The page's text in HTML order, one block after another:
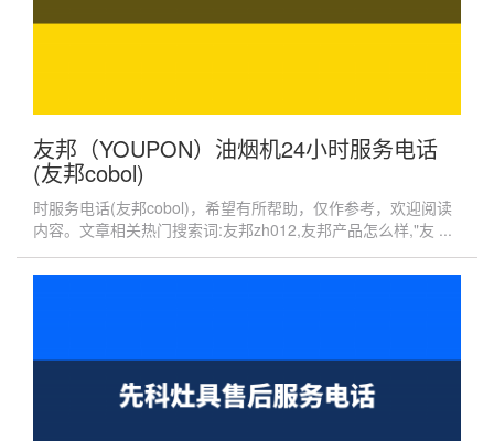
友邦（YOUPON）油烟机24小时服务电话
(友邦cobol)
时服务电话(友邦cobol)，希望有所帮助，仅作参考，欢迎阅读
内容。文章相关热门搜索词:友邦zh012,友邦产品怎么样,"友 ...